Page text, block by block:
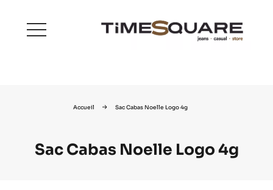
menu
Accueil Sac Cabas Noelle Logo 4g
Sac Cabas Noelle Logo 4g